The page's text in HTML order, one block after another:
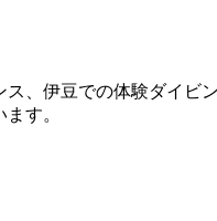
、伊豆での体験ダイビ
す。